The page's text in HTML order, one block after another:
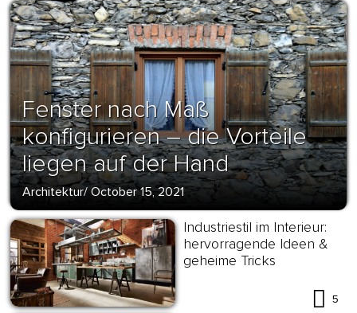
Fenster nach Maß
konfigurieren – die Vorteile
liegen auf der Hand
Architektur/ October 15, 2021
Industriestil im Interieur:
hervorragende Ideen &
geheime Tricks
5